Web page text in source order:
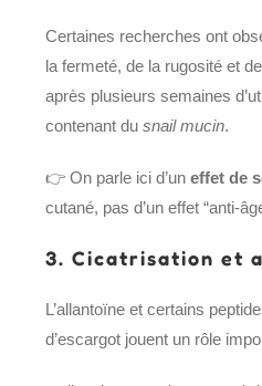
Certaines recherches ont
la fermeté, de la rugosité et
après plusieurs semaines
contenant dusnail mucin.
👉 On parle ici d’uneffet de
cutané, pas d’un effet “anti-
3. Cicatrisation et
L’allantoïne et certains
d’escargot jouent un rôle